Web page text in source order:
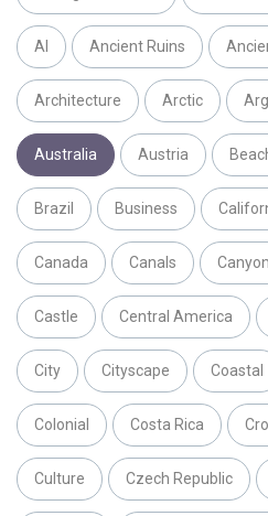
AI Ancient Ruins
Architecture Arctic
Australia Austria
Brazil Business
Canada Canals Canyon
Castle Central America
City Cityscape Coastal
Colonial Costa Rica
Culture Czech Republic